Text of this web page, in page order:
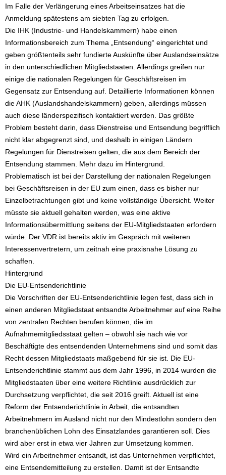
Im Falle der Verlängerung eines Arbeitseinsatzes hat die
Anmeldung spätestens am siebten Tag zu erfolgen.
Die IHK (Industrie- und Handelskammern) habe einen
Informationsbereich zum Thema „Entsendung“ eingerichtet und
geben größtenteils sehr fundierte Auskünfte über Auslandseinsätze
in den unterschiedlichen Mitgliedstaaten. Allerdings greifen nur
einige die nationalen Regelungen für Geschäftsreisen im
Gegensatz zur Entsendung auf. Detaillierte Informationen können
die AHK (Auslandshandelskammern) geben, allerdings müssen
auch diese länderspezifisch kontaktiert werden. Das größte
Problem besteht darin, dass Dienstreise und Entsendung begrifflich
nicht klar abgegrenzt sind, und deshalb in einigen Ländern
Regelungen für Dienstreisen gelten, die aus dem Bereich der
Entsendung stammen. Mehr dazu im Hintergrund.
Problematisch ist bei der Darstellung der nationalen Regelungen
bei Geschäftsreisen in der EU zum einen, dass es bisher nur
Einzelbetrachtungen gibt und keine vollständige Übersicht. Weiter
müsste sie aktuell gehalten werden, was eine aktive
Informationsübermittlung seitens der EU-Mitgliedstaaten erfordern
würde. Der VDR ist bereits aktiv im Gespräch mit weiteren
Interessenvertretern, um zeitnah eine praxisnahe Lösung zu
schaffen.
Hintergrund
Die EU-Entsenderichtlinie
Die Vorschriften der EU-Entsenderichtlinie legen fest, dass sich in
einen anderen Mitgliedstaat entsandte Arbeitnehmer auf eine Reihe
von zentralen Rechten berufen können, die im
Aufnahmemitgliedsstaat gelten – obwohl sie nach wie vor
Beschäftigte des entsendenden Unternehmens sind und somit das
Recht dessen Mitgliedstaats maßgebend für sie ist. Die EU-
Entsenderichtlinie stammt aus dem Jahr 1996, in 2014 wurden die
Mitgliedstaaten über eine weitere Richtlinie ausdrücklich zur
Durchsetzung verpflichtet, die seit 2016 greift. Aktuell ist eine
Reform der Entsenderichtlinie in Arbeit, die entsandten
Arbeitnehmern im Ausland nicht nur den Mindestlohn sondern den
branchenüblichen Lohn des Einsatzlandes garantieren soll. Dies
wird aber erst in etwa vier Jahren zur Umsetzung kommen.
Wird ein Arbeitnehmer entsandt, ist das Unternehmen verpflichtet,
eine Entsendemitteilung zu erstellen. Damit ist der Entsandte